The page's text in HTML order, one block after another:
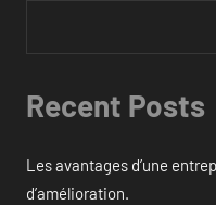
Recent Posts
Les avantages d’une
d’amélioration.